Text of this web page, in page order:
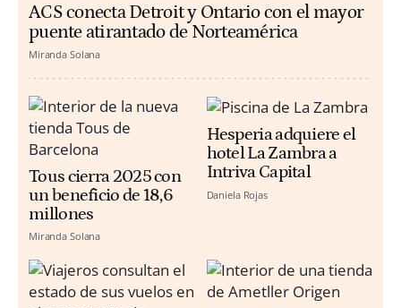
ACS conecta Detroit y Ontario con el mayor
puente atirantado de Norteamérica
Miranda Solana
Tous cierra 2025 con
un beneficio de 18,6
millones
Miranda Solana
Hesperia adquiere el
hotel La Zambra a
Intriva Capital
Daniela Rojas